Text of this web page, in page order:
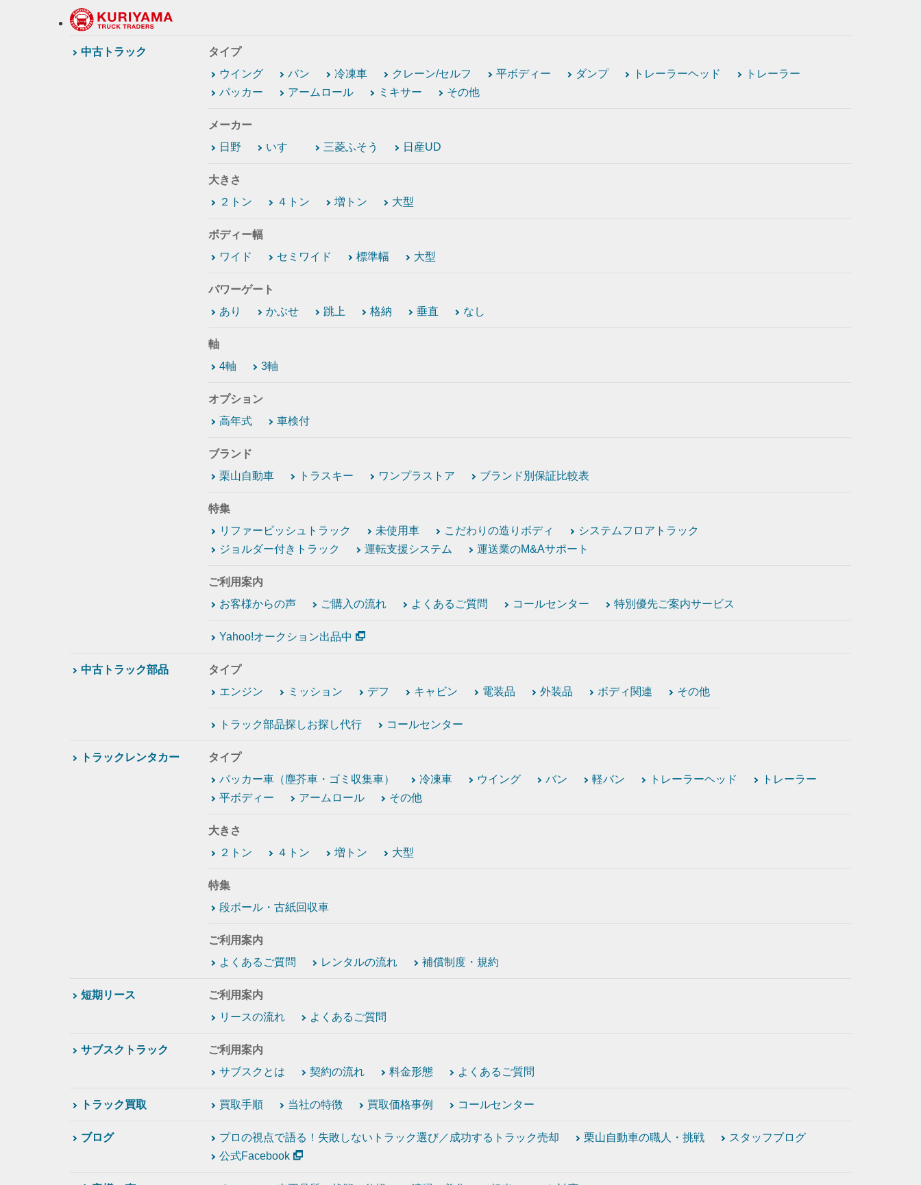
中古トラック
タイプ
ウイング
バン 冷凍車 クレーン/セルフ 平ボディー ダンプ トレーラーヘッド
トレーラー
パッカー
アームロール ミキサー その他
メーカー
日野
いすゞ 三菱ふそう 日産UD
大きさ
２トン
４トン 増トン 大型
ボディー幅
ワイド
セミワイド 標準幅 大型
パワーゲート
あり
かぶせ 跳上 格納 垂直 なし
軸
4軸
3軸
オプション
高年式
車検付
ブランド
栗山自動車
トラスキー ワンプラストア ブランド別保証比較表
特集
リファービッシュトラック
未使用車 こだわりの造りボディ
システムフロアトラック
ジョルダー付きトラック
運転支援システム 運送業のM&Aサポート
ご利用案内
お客様からの声
ご購入の流れ よくあるご質問 コールセンター 特別優先ご案内サービス
Yahoo!オークション出品中
中古トラック部品
タイプ
エンジン
ミッション デフ キャビン 電装品 外装品 ボディ関連 その他
トラック部品探しお探し代行 コールセンター
トラックレンタカー
タイプ
パッカー車（塵芥車・ゴミ収集車）
冷凍車 ウイング バン 軽バン トレーラーヘッド
トレーラー
平ボディー
アームロール その他
大きさ
２トン
４トン 増トン 大型
特集
段ボール・古紙回収車
ご利用案内
よくあるご質問
レンタルの流れ 補償制度・規約
短期リース
ご利用案内
リースの流れ
よくあるご質問
サブスクトラック
ご利用案内
サブスクとは
契約の流れ 料金形態 よくあるご質問
トラック買取 買取手順 当社の特徴 買取価格事例 コールセンター
ブログ プロの視点で語る！失敗しないトラック選び／成功するトラック売却 栗山自動車の職人・挑戦
スタッフブログ
公式Facebook